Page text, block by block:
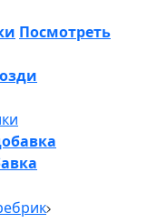
Посмотреть